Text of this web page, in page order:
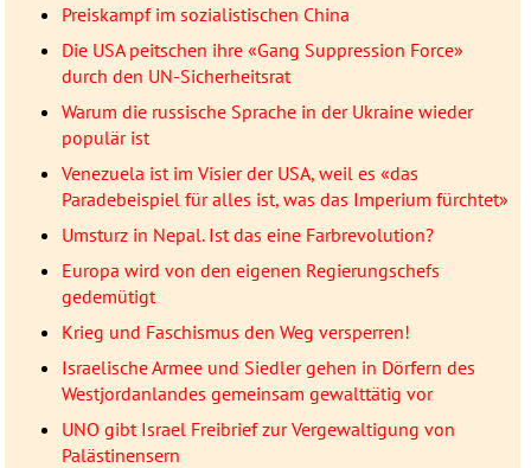
Preiskampf im sozialistischen China
Die USA peitschen ihre «Gang Suppression Force»
durch den UN-Sicherheitsrat
Warum die russische Sprache in der Ukraine wieder
populär ist
Venezuela ist im Visier der USA, weil es «das
Paradebeispiel für alles ist, was das Imperium fürchtet»
Umsturz in Nepal. Ist das eine Farbrevolution?
Europa wird von den eigenen Regierungschefs
gedemütigt
Krieg und Faschismus den Weg versperren!
Israelische Armee und Siedler gehen in Dörfern des
Westjordanlandes gemeinsam gewalttätig vor
UNO gibt Israel Freibrief zur Vergewaltigung von
Palästinensern